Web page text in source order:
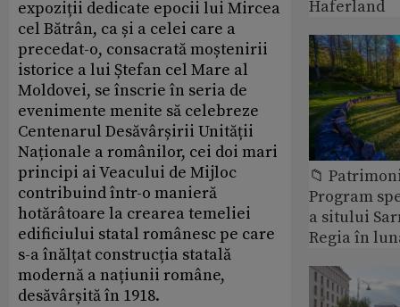
expoziții dedicate epocii lui Mircea
cel Bătrân, ca și a celei care a
precedat-o, consacrată moștenirii
istorice a lui Ștefan cel Mare al
Moldovei, se înscrie în seria de
evenimente menite să celebreze
Centenarul Desăvârșirii Unității
Naționale a românilor, cei doi mari
principi ai Veacului de Mijloc
contribuind într-o manieră
hotărâtoare la crearea temeliei
edificiului statal românesc pe care
s-a înălțat construcția statală
modernă a națiunii române,
desăvârșită în 1918.
Haferland
📁
Program
a sitului
Regia în